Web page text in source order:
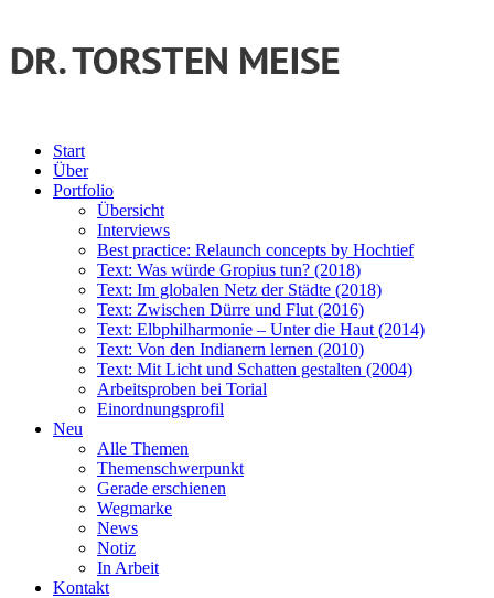
Start
Über
Portfolio
Übersicht
Interviews
Best practice: Relaunch concepts by Hochtief
Text: Was würde Gropius tun? (2018)
Text: Im globalen Netz der Städte (2018)
Text: Zwischen Dürre und Flut (2016)
Text: Elbphilharmonie – Unter die Haut (2014)
Text: Von den Indianern lernen (2010)
Text: Mit Licht und Schatten gestalten (2004)
Arbeitsproben bei Torial
Einordnungsprofil
Neu
Alle Themen
Themenschwerpunkt
Gerade erschienen
Wegmarke
News
Notiz
In Arbeit
Kontakt